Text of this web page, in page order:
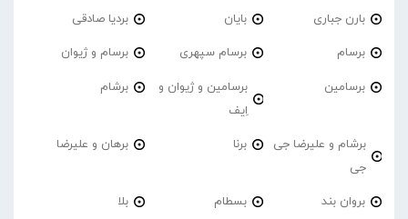
بارن جباری بایان بردیا صادقی
برسام برسام سپهری برسام و ژیوان
برسامین
برسامین و ژیوان و
اِیف
برشام
برشام و علیرضا جی
جی
برنا برهان و علیرضا
بروان بند بسطام بلا